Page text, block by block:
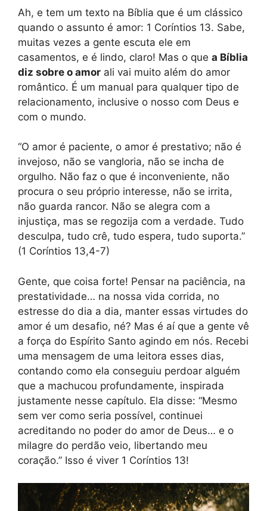
Ah, e tem um texto na Bíblia que é um clássico
quando o assunto é amor: 1 Coríntios 13. Sabe,
muitas vezes a gente escuta ele em
casamentos, e é lindo, claro! Mas o que a Bíblia
diz sobre o amor ali vai muito além do amor
romântico. É um manual para qualquer tipo de
relacionamento, inclusive o nosso com Deus e
com o mundo.
“O amor é paciente, o amor é prestativo; não é
invejoso, não se vangloria, não se incha de
orgulho. Não faz o que é inconveniente, não
procura o seu próprio interesse, não se irrita,
não guarda rancor. Não se alegra com a
injustiça, mas se regozija com a verdade. Tudo
desculpa, tudo crê, tudo espera, tudo suporta.”
(1 Coríntios 13,4-7)
Gente, que coisa forte! Pensar na paciência, na
prestatividade… na nossa vida corrida, no
estresse do dia a dia, manter essas virtudes do
amor é um desafio, né? Mas é aí que a gente vê
a força do Espírito Santo agindo em nós. Recebi
uma mensagem de uma leitora esses dias,
contando como ela conseguiu perdoar alguém
que a machucou profundamente, inspirada
justamente nesse capítulo. Ela disse: “Mesmo
sem ver como seria possível, continuei
acreditando no poder do amor de Deus… e o
milagre do perdão veio, libertando meu
coração.” Isso é viver 1 Coríntios 13!